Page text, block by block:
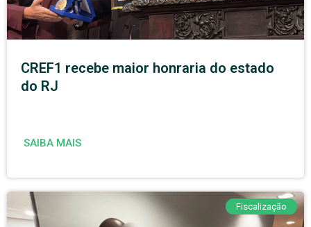
CREF1 recebe maior honraria do estado
do RJ
SAIBA MAIS
Fiscalização